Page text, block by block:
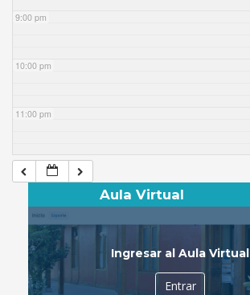
9:00 pm
10:00 pm
11:00 pm
Aula Virtual
Ingresar al Aula Virtual
Entrar